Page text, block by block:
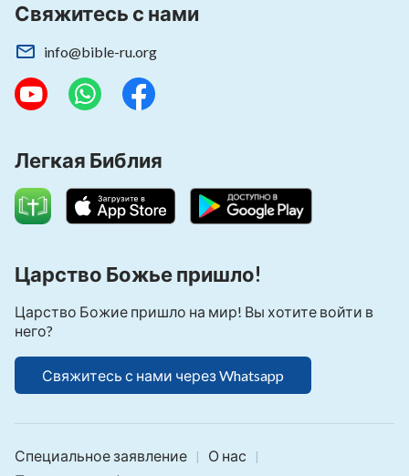
Свяжитесь с нами
info@bible-ru.org
Легкая Библия
Царство Божье пришло!
Царство Божие пришло на мир! Вы хотите войти в
него?
Свяжитесь с нами через Whatsapp
Специальное заявление | О нас |